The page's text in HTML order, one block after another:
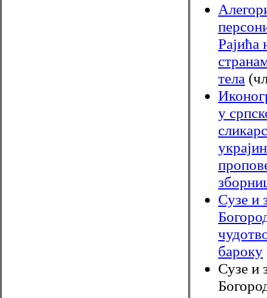
Рајића
тела
у
Сузе и
бароку
Сузе и